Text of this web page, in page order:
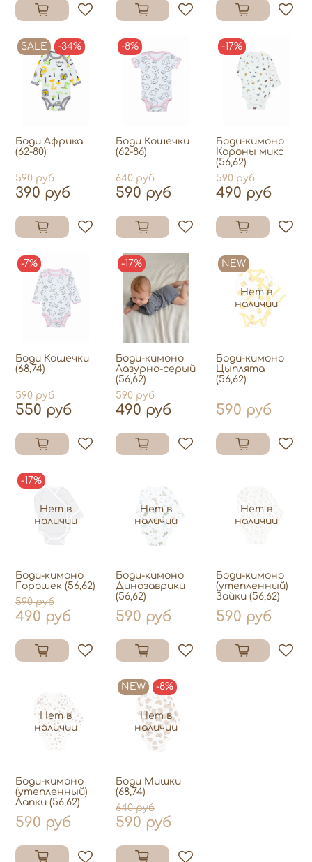
SALE -34%
Боди Африка
(62-80)
590 руб
390 руб
-8%
Боди Кошечки
(62-86)
640 руб
590 руб
-17%
Боди-кимоно
Короны микс
(56,62)
590 руб
490 руб
-7%
Боди Кошечки
(68,74)
590 руб
550 руб
-17%
Боди-кимоно
Лазурно-серый
(56,62)
590 руб
490 руб
Нет в
наличии
NEW
Боди-кимоно
Цыплята
(56,62)
590 руб
Нет в
наличии
-17%
Боди-кимоно
Горошек (56,62)
590 руб
490 руб
Нет в
наличии
Боди-кимоно
Динозаврики
(56,62)
590 руб
Нет в
наличии
Боди-кимоно
(утепленный)
Зайки (56,62)
590 руб
Нет в
наличии
Боди-кимоно
(утепленный)
Лапки (56,62)
590 руб
Нет в
наличии
NEW -8%
Боди Мишки
(68,74)
640 руб
590 руб